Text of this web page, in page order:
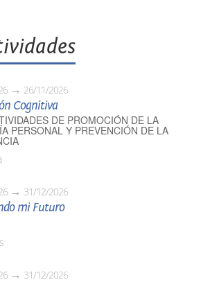
26/11/2026
Cognitiva
DE PROMOCIÓN DE LA
PERSONAL Y PREVENCIÓN DE LA
31/12/2026
mi Futuro
31/12/2026